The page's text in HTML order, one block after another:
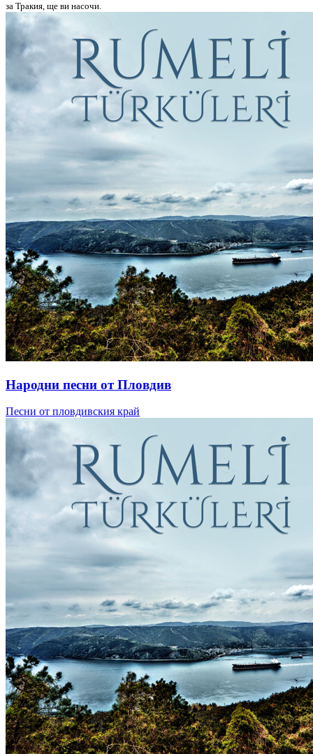
за Тракия, ще ви насочи.
Народни песни от Пловдив
Песни от пловдивския край